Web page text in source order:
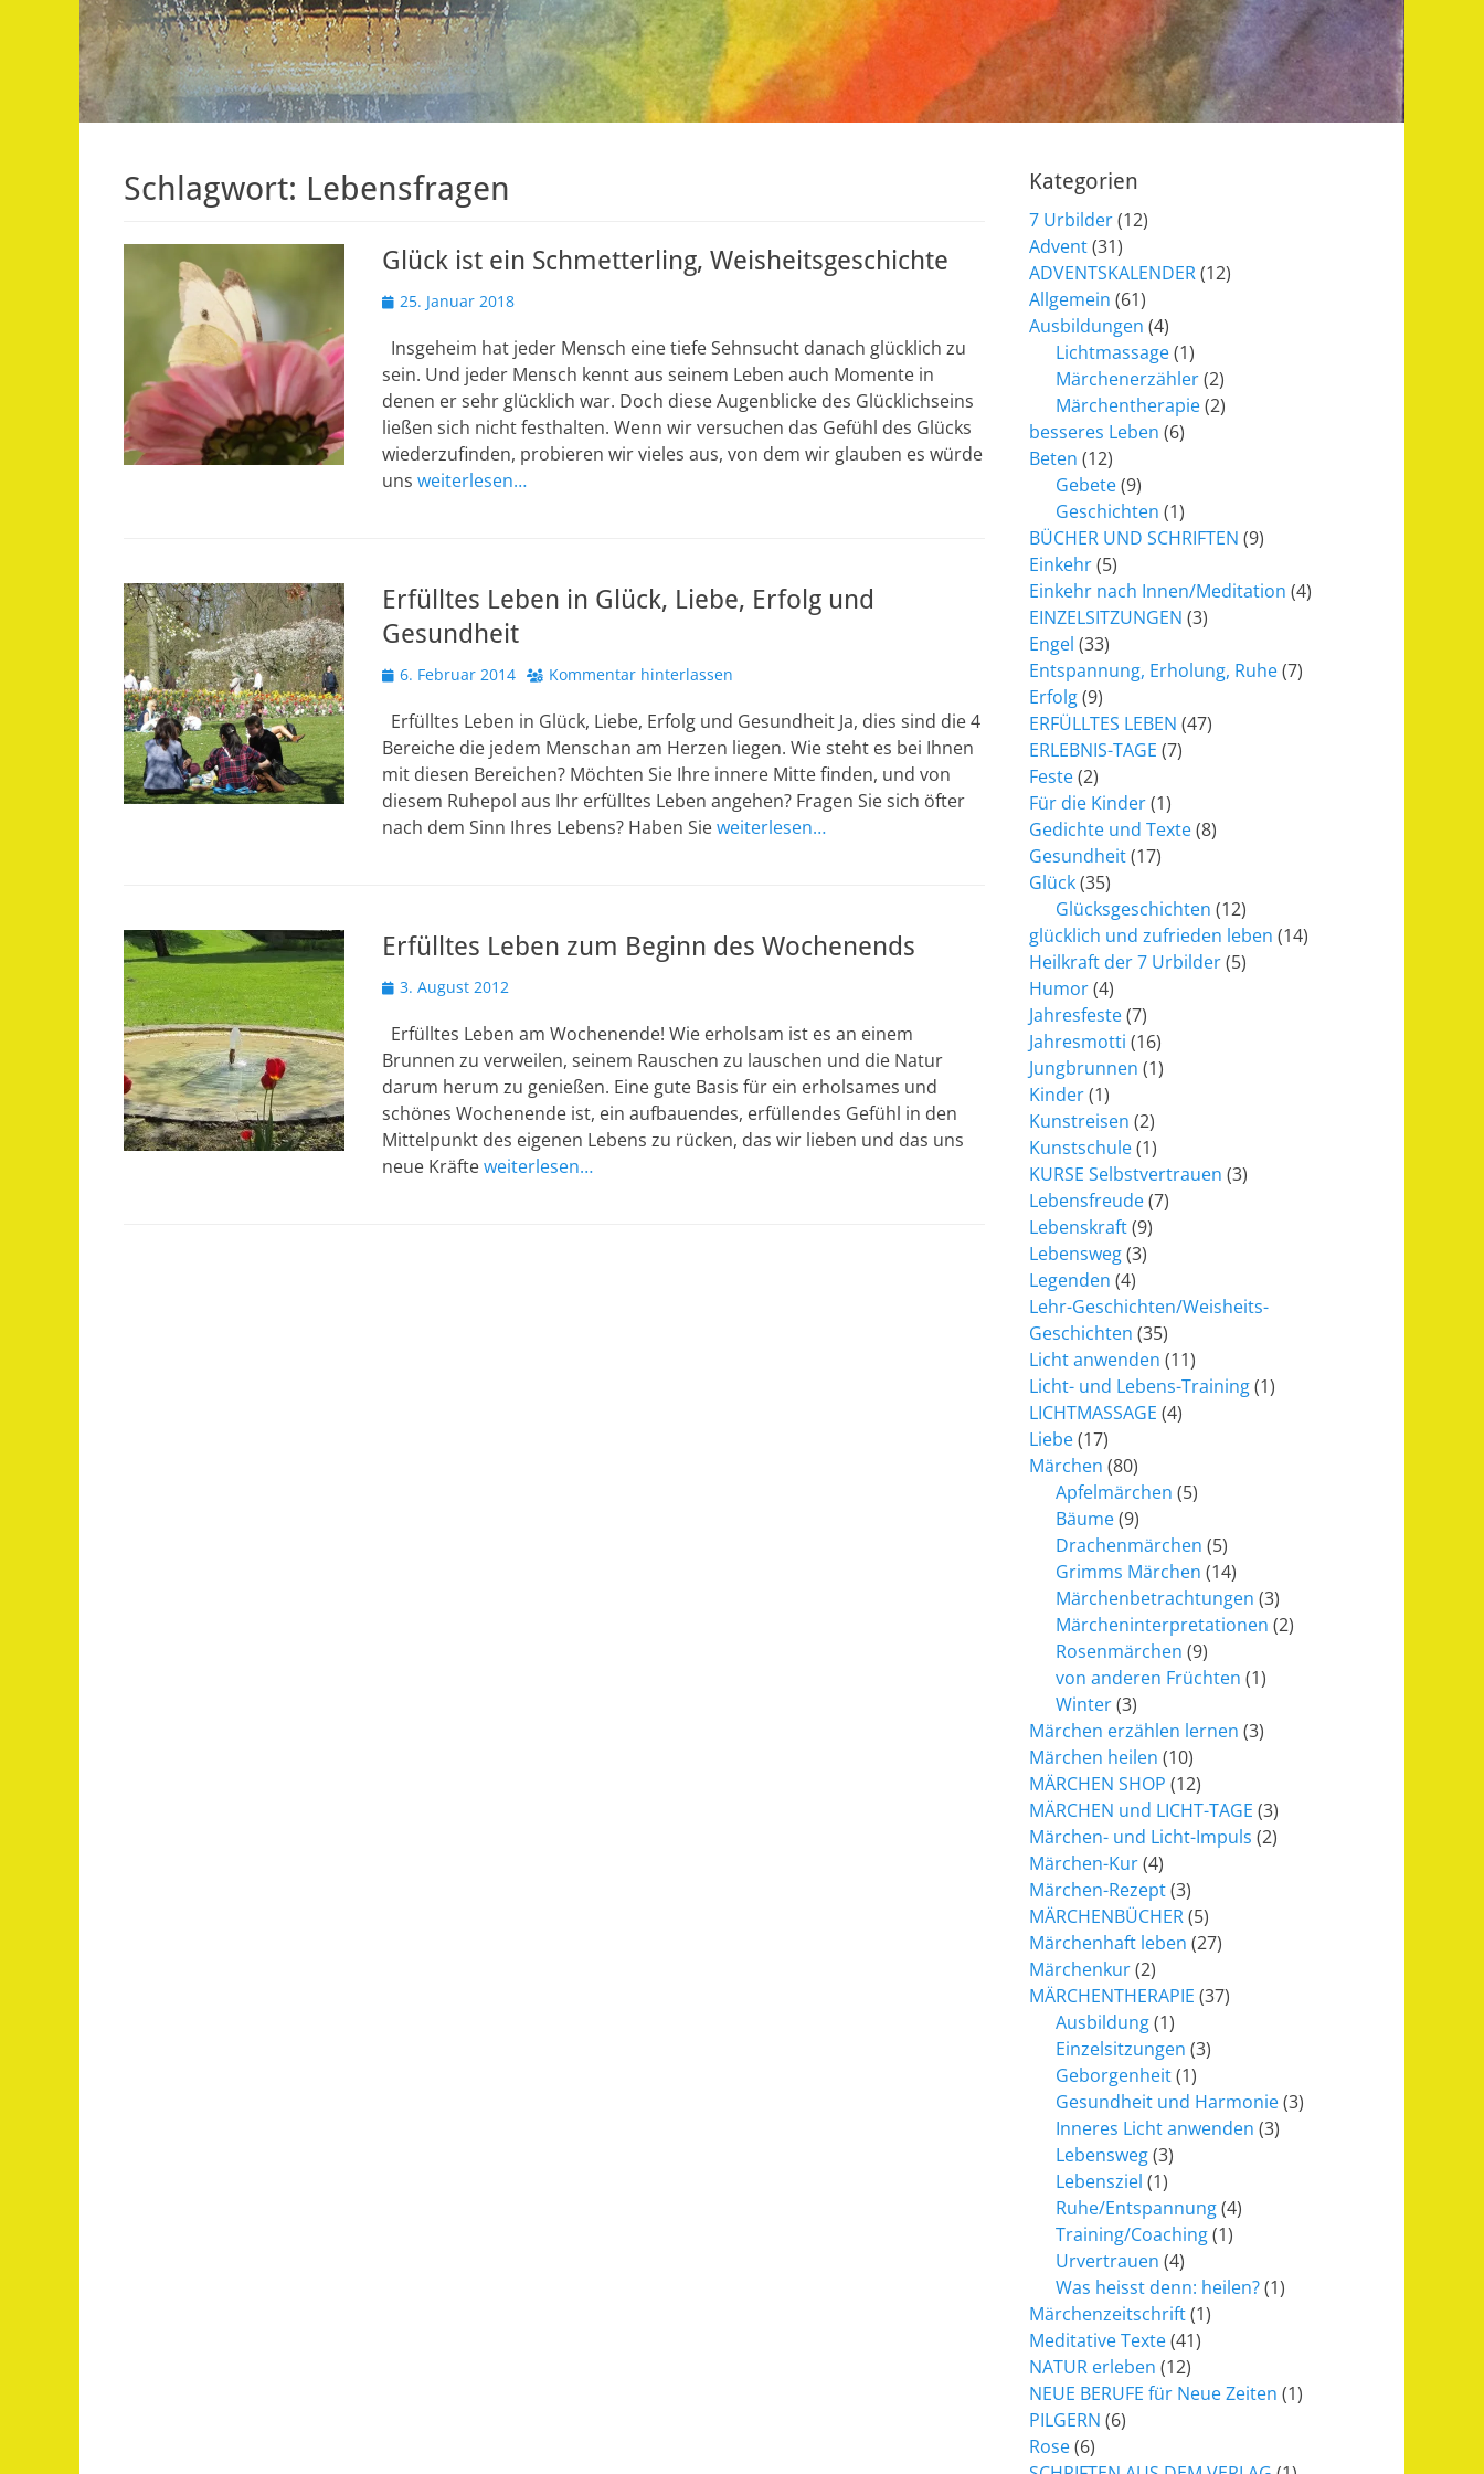
Schlagwort: Lebensfragen
Glück ist ein Schmetterling, Weisheitsgeschichte
Veröffentlicht
25. Januar 2018
Insgeheim hat jeder Mensch eine tiefe Sehnsucht danach glücklich zu
sein. Und jeder Mensch kennt aus seinem Leben auch Momente in
denen er sehr glücklich war. Doch diese Augenblicke des Glücklichseins
ließen sich nicht festhalten. Wenn wir versuchen das Gefühl des Glücks
wiederzufinden, probieren wir vieles aus, von dem wir glauben es würde
uns weiterlesen…
Erfülltes Leben in Glück, Liebe, Erfolg und
Gesundheit
Veröffentlicht
6. Februar 2014 Kommentar hinterlassen
Erfülltes Leben in Glück, Liebe, Erfolg und Gesundheit Ja, dies sind die 4
Bereiche die jedem Menschan am Herzen liegen. Wie steht es bei Ihnen
mit diesen Bereichen? Möchten Sie Ihre innere Mitte finden, und von
diesem Ruhepol aus Ihr erfülltes Leben angehen? Fragen Sie sich öfter
nach dem Sinn Ihres Lebens? Haben Sieweiterlesen…
Erfülltes Leben zum Beginn des Wochenends
Veröffentlicht
3. August 2012
Erfülltes Leben am Wochenende! Wie erholsam ist es an einem
Brunnen zu verweilen, seinem Rauschen zu lauschen und die Natur
darum herum zu genießen. Eine gute Basis für ein erholsames und
schönes Wochenende ist, ein aufbauendes, erfüllendes Gefühl in den
Mittelpunkt des eigenen Lebens zu rücken, das wir lieben und das uns
neue Kräfteweiterlesen…
Kategorien
7 Urbilder(12)
Advent(31)
ADVENTSKALENDER(12)
Allgemein (61)
Ausbildungen (4)
Lichtmassage(1)
Märchenerzähler(2)
Märchentherapie(2)
besseres Leben (6)
Beten (12)
Gebete(9)
Geschichten (1)
BÜCHER UND SCHRIFTEN (9)
Einkehr(5)
Einkehr nach Innen/Meditation (4)
EINZELSITZUNGEN (3)
Engel (33)
Entspannung, Erholung, Ruhe(7)
Erfolg(9)
ERFÜLLTES LEBEN (47)
ERLEBNIS-TAGE (7)
Feste(2)
Für die Kinder(1)
Gedichte und Texte(8)
Gesundheit(17)
Glück(35)
Glücksgeschichten (12)
glücklich und zufrieden leben (14)
Heilkraft der 7 Urbilder(5)
Humor(4)
Jahresfeste(7)
Jahresmotti (16)
Jungbrunnen (1)
Kinder(1)
Kunstreisen (2)
Kunstschule(1)
KURSE Selbstvertrauen (3)
Lebensfreude(7)
Lebenskraft(9)
Lebensweg(3)
Legenden (4)
Lehr-Geschichten/Weisheits-
Geschichten (35)
Licht anwenden (11)
Licht- und Lebens-Training(1)
LICHTMASSAGE (4)
Liebe(17)
Märchen (80)
Apfelmärchen (5)
Bäume(9)
Drachenmärchen (5)
Grimms Märchen (14)
Märchenbetrachtungen (3)
Märcheninterpretationen (2)
Rosenmärchen (9)
von anderen Früchten (1)
Winter(3)
Märchen erzählen lernen (3)
Märchen heilen (10)
MÄRCHEN SHOP (12)
MÄRCHEN und LICHT-TAGE (3)
Märchen- und Licht-Impuls (2)
Märchen-Kur(4)
Märchen-Rezept(3)
MÄRCHENBÜCHER(5)
Märchenhaft leben (27)
Märchenkur(2)
MÄRCHENTHERAPIE (37)
Ausbildung(1)
Einzelsitzungen (3)
Geborgenheit(1)
Gesundheit und Harmonie(3)
Inneres Licht anwenden (3)
Lebensweg(3)
Lebensziel (1)
Ruhe/Entspannung(4)
Training/Coaching(1)
Urvertrauen (4)
Was heisst denn: heilen?(1)
Märchenzeitschrift(1)
Meditative Texte(41)
NATUR erleben (12)
NEUE BERUFE für Neue Zeiten (1)
PILGERN (6)
Rose(6)